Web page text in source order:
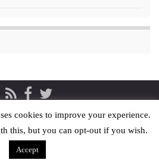
Policy İletişim
cookies to improve your experience.
this, but you can opt-out if you wish.
Accept